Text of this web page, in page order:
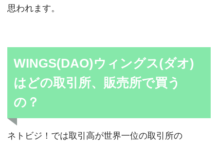
思われます。
WINGS(DAO)ウィングス(ダオ)
はどの取引所、販売所で買う
の？
ネトビジ！では取引高が世界一位の取引所の